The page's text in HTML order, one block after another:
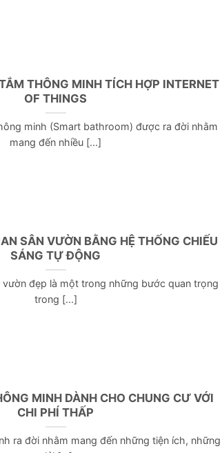
THÔNG MINH TÍCH HỢP INTERNET
OF THINGS
minh (Smart bathroom) được ra đời nhằm
mang đến nhiều [...]
SÂN VƯỜN BẰNG HỆ THỐNG CHIẾU
SÁNG TỰ ĐỘNG
vườn đẹp là một trong những bước quan trọng
trong [...]
MINH DÀNH CHO CHUNG CƯ VỚI
CHI PHÍ THẤP
ra đời nhằm mang đến những tiện ích, những